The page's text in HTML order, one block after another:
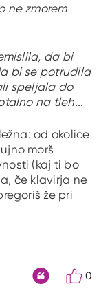
ne zmorem
da bi
bi se potrudila
speljala do
na tleh...
od okolice
morš
(kaj ti bo
če klavirja ne
že pri
0